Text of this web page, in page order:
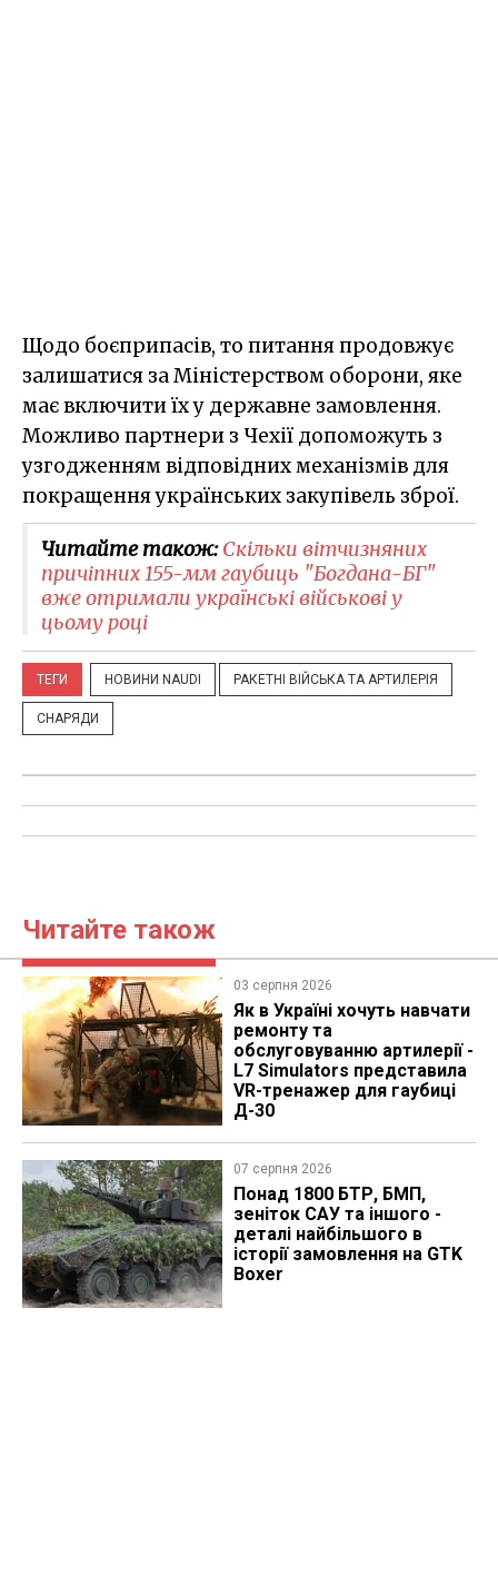
Щодо боєприпасів, то питання продовжує
залишатися за Міністерством оборони, яке
має включити їх у державне замовлення.
Можливо партнери з Чехії допоможуть з
узгодженням відповідних механізмів для
покращення українських закупівель зброї.
Читайте також:Скільки вітчизняних
причіпних 155-мм гаубиць "Богдана-БГ"
вже отримали українські військові у
цьому році
ТЕГИ НОВИНИ NAUDI РАКЕТНІ ВІЙСЬКА ТА АРТИЛЕРІЯ
СНАРЯДИ
Читайте також
03 серпня 2026
Як в Україні хочуть навчати
ремонту та
обслуговуванню артилерії -
L7 Simulators представила
VR-тренажер для гаубиці
Д-30
07 серпня 2026
Понад 1800 БТР, БМП,
зеніток САУ та іншого -
деталі найбільшого в
історії замовлення на GTK
Boxer